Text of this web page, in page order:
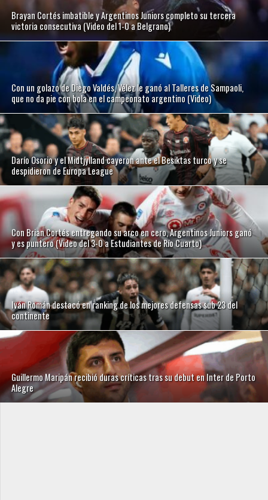
Brayan Cortés imbatible y Argentinos Juniors completo su tercera
victoria consecutiva (Video del 1-0 a Belgrano)
Con un golazo de Diego Valdés, Vélez le ganó al Talleres de Sampaoli,
que no da pie con bola en el campeonato argentino (Video)
Darío Osorio y el Midtjylland cayeron ante el Besiktas turco y se
despidieron de Europa League
Con Brian Cortés entregando su arco en cero, Argentinos Juniors ganó
y es puntero (Video del 3-0 a Estudiantes de Río Cuarto)
Iván Román destacó en ranking de los mejores defensas sub 23 del
continente
Guillermo Maripán recibió duras críticas tras su debut en Inter de Porto
Alegre